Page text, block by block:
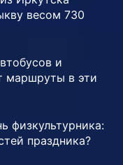
весом 730
и
маршруты в эти
физкультурника:
праздника?